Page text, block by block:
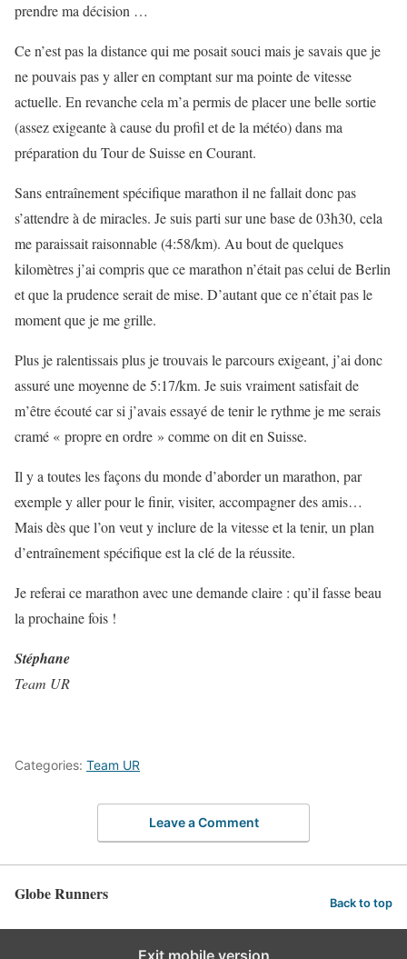
prendre ma décision …
Ce n’est pas la distance qui me posait souci mais je savais que je
ne pouvais pas y aller en comptant sur ma pointe de vitesse
actuelle. En revanche cela m’a permis de placer une belle sortie
(assez exigeante à cause du profil et de la météo) dans ma
préparation du Tour de Suisse en Courant.
Sans entraînement spécifique marathon il ne fallait donc pas
s’attendre à de miracles. Je suis parti sur une base de 03h30, cela
me paraissait raisonnable (4:58/km). Au bout de quelques
kilomètres j’ai compris que ce marathon n’était pas celui de Berlin
et que la prudence serait de mise. D’autant que ce n’était pas le
moment que je me grille.
Plus je ralentissais plus je trouvais le parcours exigeant, j’ai donc
assuré une moyenne de 5:17/km. Je suis vraiment satisfait de
m’être écouté car si j’avais essayé de tenir le rythme je me serais
cramé « propre en ordre » comme on dit en Suisse.
Il y a toutes les façons du monde d’aborder un marathon, par
exemple y aller pour le finir, visiter, accompagner des amis…
Mais dès que l’on veut y inclure de la vitesse et la tenir, un plan
d’entraînement spécifique est la clé de la réussite.
Je referai ce marathon avec une demande claire : qu’il fasse beau
la prochaine fois !
Stéphane
Team UR
Categories: Team UR
Leave a Comment
Globe Runners Back to top
Exit mobile version